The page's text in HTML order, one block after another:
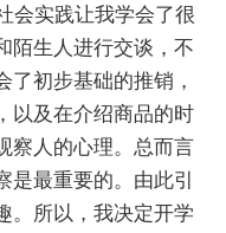
会实践让我学会了很
陌生人进行交谈，不
了初步基础的推销，
以及在介绍商品的时
察人的心理。总而言
最重要的。由此引
。所以，我决定开学